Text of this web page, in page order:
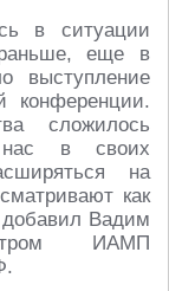
в ситуации
раньше, еще в
выступление
конференции.
сложилось
нас в своих
на
как
Вадим
ИАМП